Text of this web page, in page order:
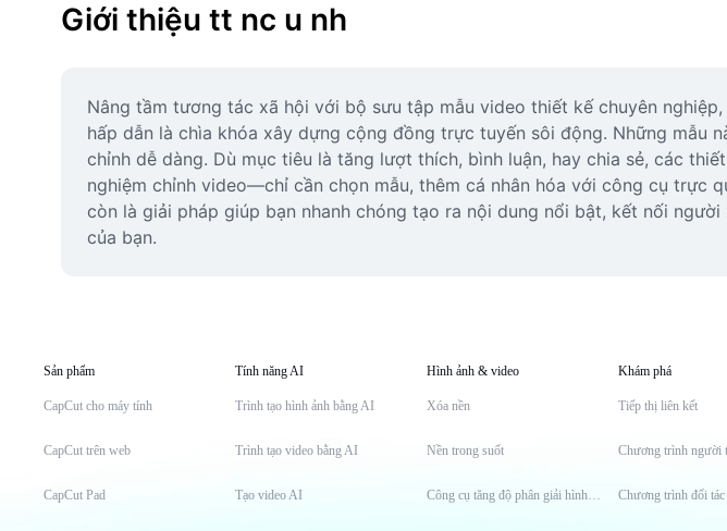
Giới thiệu tt nc u nh
Nâng tầm tương tác xã hội với bộ sưu tập mẫu video thiết kế chuyên
hấp dẫn là chìa khóa xây dựng cộng đồng trực tuyến sôi động. Những mẫu
chỉnh dễ dàng. Dù mục tiêu là tăng lượt thích, bình luận, hay chia sẻ, các
nghiệm chỉnh video—chỉ cần chọn mẫu, thêm cá nhân hóa với công cụ trực
còn là giải pháp giúp bạn nhanh chóng tạo ra nội dung nổi bật, kết nối
của bạn.
Sản phẩm
CapCut cho máy tính
CapCut trên web
CapCut Pad
Tính năng AI
Trình tạo hình ảnh bằng AI
Trình tạo video bằng AI
Tạo video AI
Hình ảnh & video
Xóa nền
Nền trong suốt
Công cụ tăng độ phân giải hình ảnh
Khám phá
Tiếp thị liên kết
Chương trình người
Chương trình đối tác